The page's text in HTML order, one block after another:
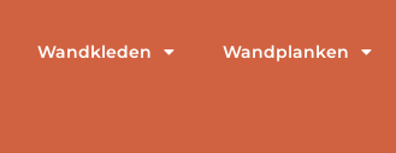
Wandkleden Wandplanken